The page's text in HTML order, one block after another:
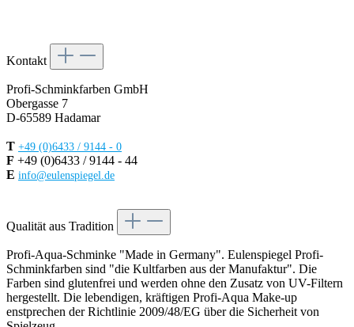
Kontakt
Profi-Schminkfarben GmbH
Obergasse 7
D-65589 Hadamar
T +49 (0)6433 / 9144 - 0
F +49 (0)6433 / 9144 - 44
E info@eulenspiegel.de
Qualität aus Tradition
Profi-Aqua-Schminke "Made in Germany". Eulenspiegel Profi-
Schminkfarben sind "die Kultfarben aus der Manufaktur". Die
Farben sind glutenfrei und werden ohne den Zusatz von UV-Filtern
hergestellt. Die lebendigen, kräftigen Profi-Aqua Make-up
enstprechen der Richtlinie 2009/48/EG über die Sicherheit von